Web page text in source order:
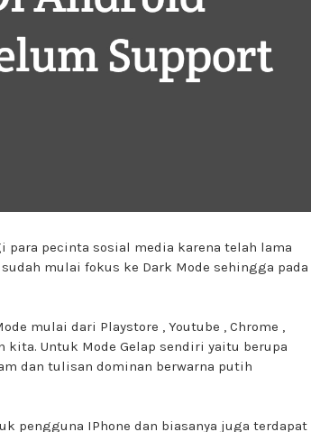
para pecinta sosial media karena telah lama
mulai fokus ke Dark Mode sehingga pada
mulai dari Playstore , Youtube , Chrome ,
Untuk Mode Gelap sendiri yaitu berupa
dan tulisan dominan berwarna putih
pengguna IPhone dan biasanya juga terdapat